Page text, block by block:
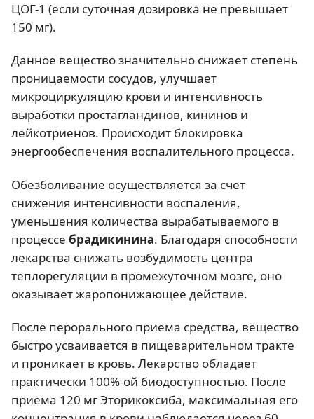
ЦОГ-1 (если суточная дозировка не превышает
150 мг).
Данное вещество значительно снижает степень
проницаемости сосудов, улучшает
микроциркуляцию крови и интенсивность
выработки простагландинов, кининов и
лейкотриенов. Происходит блокировка
энергообеспечения воспалительного процесса.
Обезболивание осуществляется за счет
снижения интенсивности воспаления,
уменьшения количества вырабатываемого в
процессе брадикинина. Благодаря способности
лекарства снижать возбудимость центра
теплорегуляции в промежуточном мозге, оно
оказывает жаропонижающее действие.
После перорального приема средства, вещество
быстро усваивается в пищеварительном тракте
и проникает в кровь. Лекарство обладает
практически 100%-ой биодоступностью. После
приема 120 мг Эторикоксиба, максимальная его